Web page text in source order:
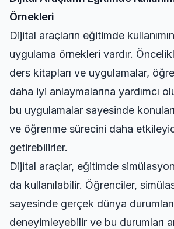
Örnekleri
Dijital araçların eğitimde
uygulama örnekleri vardır.
ders kitapları ve uygulamalar,
daha iyi anlaymalarına yardımcı
bu uygulamalar sayesinde
ve öğrenme sürecini daha
getirebilirler.
Dijital araçlar, eğitimde
da kullanılabilir. Öğrenciler,
sayesinde gerçek dünya
deneyimleyebilir ve bu durumları